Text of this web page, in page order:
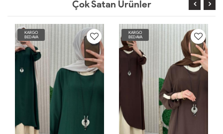
Çok Satan Ürünler
KARGO
BEDAVA
KARGO
BEDAVA